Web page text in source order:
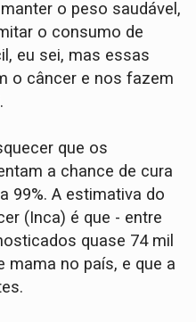
o peso saudável,
o consumo de
eu sei, mas essas
o câncer e nos fazem
que os
a chance de cura
99%. A estimativa do
(Inca) é que - entre
quase 74 mil
mama no país, e que a